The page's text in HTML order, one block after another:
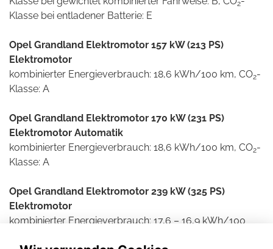
2
Klasse bei entladener Batterie: E
Opel Grandland Elektromotor 157 kW (213 PS)
Elektromotor
kombinierter Energieverbrauch: 18,6 kWh/100 km, CO2-
Klasse: A
Opel Grandland Elektromotor 170 kW (231 PS)
Elektromotor Automatik
kombinierter Energieverbrauch: 18,6 kWh/100 km, CO2-
Klasse: A
Opel Grandland Elektromotor 239 kW (325 PS)
Elektromotor
kombinierter Energieverbrauch: 17,6 – 16,9 kWh/100